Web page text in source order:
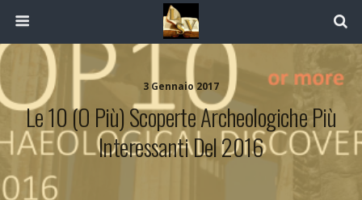
3 Gennaio 2017
Le 10 (o Più) Scoperte Archeologiche Più
Interessanti Del 2016